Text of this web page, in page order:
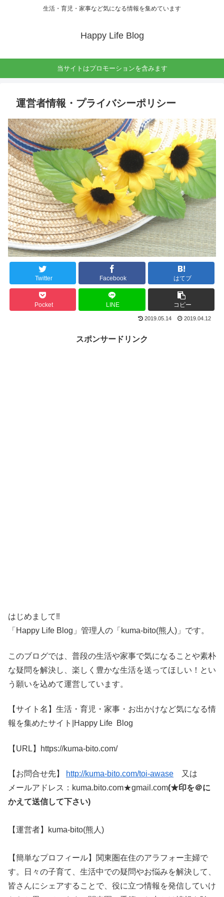
生活・育児・家事など気になる情報を集めています
Happy Life Blog
当サイトはプロモーションを含みます
運営者情報・プライバシーポリシー
Twitter Facebook はてブ
Pocket LINE コピー
2019.05.14 2019.04.12
スポンサードリンク
はじめまして‼
「Happy Life Blog」管理人の「kuma-bito(熊人)」です。
このブログでは、普段の生活や家事で気になることや素朴
な疑問を解決し、楽しく豊かな生活を送ってほしい！とい
う願いを込めて運営しています。
【サイト名】生活・育児・家事・お出かけなど気になる情
報を集めたサイト|Happy Life Blog
【URL】https://kuma-bito.com/
【お問合せ先】 http://kuma-bito.com/toi-awase 又は
メールアドレス：kuma.bito.com★gmail.com(★印を＠に
かえて送信して下さい)
【運営者】kuma-bito(熊人)
【簡単なプロフィール】関東圏在住のアラフォー主婦で
す。日々の子育て、生活中での疑問やお悩みを解決して、
皆さんにシェアすることで、役に立つ情報を発信していけ